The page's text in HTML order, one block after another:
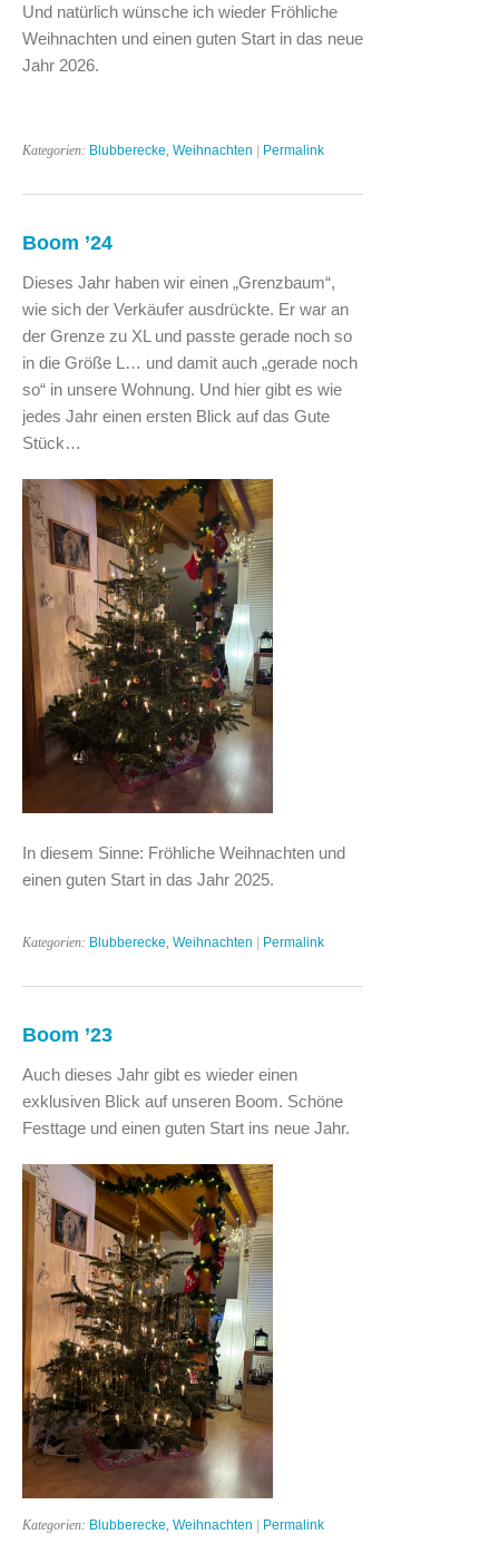
Und natürlich wünsche ich wieder Fröhliche
Weihnachten und einen guten Start in das neue
Jahr 2026.
Kategorien: Blubberecke Weihnachten | Permalink
Boom ’24
Dieses Jahr haben wir einen „Grenzbaum“,
wie sich der Verkäufer ausdrückte. Er war an
der Grenze zu XL und passte gerade noch so
in die Größe L… und damit auch „gerade noch
so“ in unsere Wohnung. Und hier gibt es wie
jedes Jahr einen ersten Blick auf das Gute
Stück…
In diesem Sinne: Fröhliche Weihnachten und
einen guten Start in das Jahr 2025.
Kategorien: Blubberecke Weihnachten | Permalink
Boom ’23
Auch dieses Jahr gibt es wieder einen
exklusiven Blick auf unseren Boom. Schöne
Festtage und einen guten Start ins neue Jahr.
Kategorien: Blubberecke Weihnachten | Permalink